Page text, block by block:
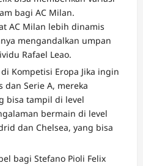
bagi AC Milan.
AC Milan lebih dinamis
mengandalkan umpan
Rafael Leao.
Kompetisi Eropa Jika ingin
dan Serie A, mereka
bisa tampil di level
bermain di level
dan Chelsea, yang bisa
bagi Stefano Pioli Felix